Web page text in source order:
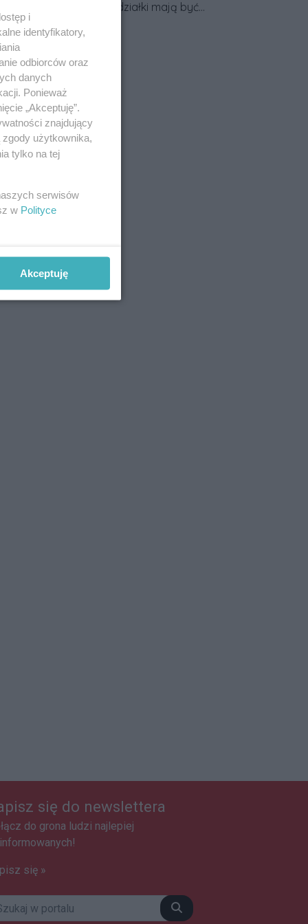
przy granicy działki mają być
zasady dotyczące ostrych
zakończeń ogrodzeń.
się do newslettera
do grona ludzi najlepiej
się »
i
identyfikatory,
odbiorców oraz
danych
Ponieważ
„Akceptuję”.
znajdujący
użytkownika,
tylko na tej
serwisów
w Polityce
Akceptuję